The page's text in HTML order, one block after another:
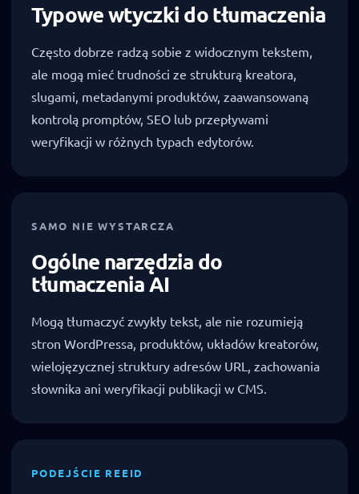
Typowe wtyczki do tłumaczenia
Często dobrze radzą sobie z widocznym tekstem,
ale mogą mieć trudności ze strukturą kreatora,
slugami, metadanymi produktów, zaawansowaną
kontrolą promptów, SEO lub przepływami
weryfikacji w różnych typach edytorów.
SAMO NIE WYSTARCZA
Ogólne narzędzia do
tłumaczenia AI
Mogą tłumaczyć zwykły tekst, ale nie rozumieją
stron WordPressa, produktów, układów kreatorów,
wielojęzycznej struktury adresów URL, zachowania
słownika ani weryfikacji publikacji w CMS.
PODEJŚCIE REEID